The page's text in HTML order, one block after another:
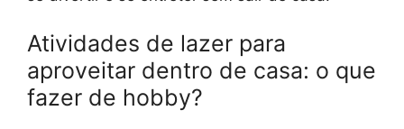
Atividades de lazer para
aproveitar dentro de casa: o que
fazer de hobby?